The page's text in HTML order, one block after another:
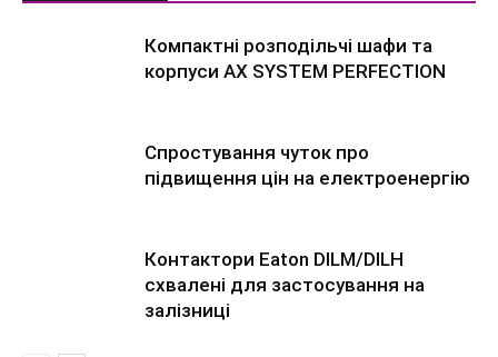
Компактні розподільчі шафи та
корпуси AX SYSTEM PERFECTION
Спростування чуток про
підвищення цін на електроенергію
Контактори Eaton DILM/DILH
схвалені для застосування на
залізниці